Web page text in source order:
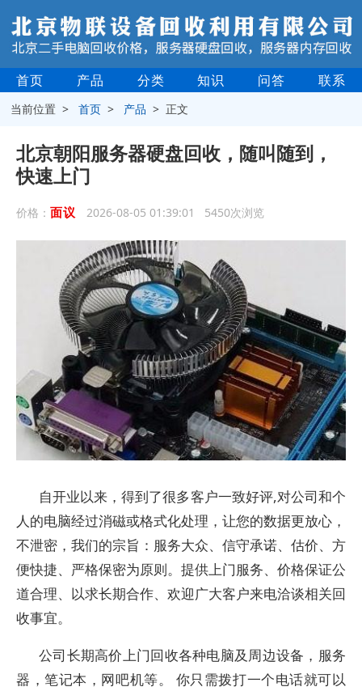
首页 产品 分类 知识 问答 联系
当前位置 >首页 > 产品 > 正文
北京朝阳服务器硬盘回收，随叫随到，
快速上门
价格： 面议 2026-08-05 01:39:01 5450次浏览
自开业以来，得到了很多客户一致好评,对公司和个
人的电脑经过消磁或格式化处理，让您的数据更放心，
不泄密，我们的宗旨：服务大众、信守承诺、估价、方
便快捷、严格保密为原则。提供上门服务、价格保证公
道合理、以求长期合作、欢迎广大客户来电洽谈相关回
收事宜。
公司长期高价上门回收各种电脑及周边设备，服务
器，笔记本，网吧机等。 你只需拨打一个电话就可以